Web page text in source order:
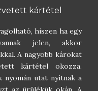
kártétel
hiszen ha egy
jelen, akkor
A nagyobb károkat
kártétel okozza.
nyomán utat nyitnak a